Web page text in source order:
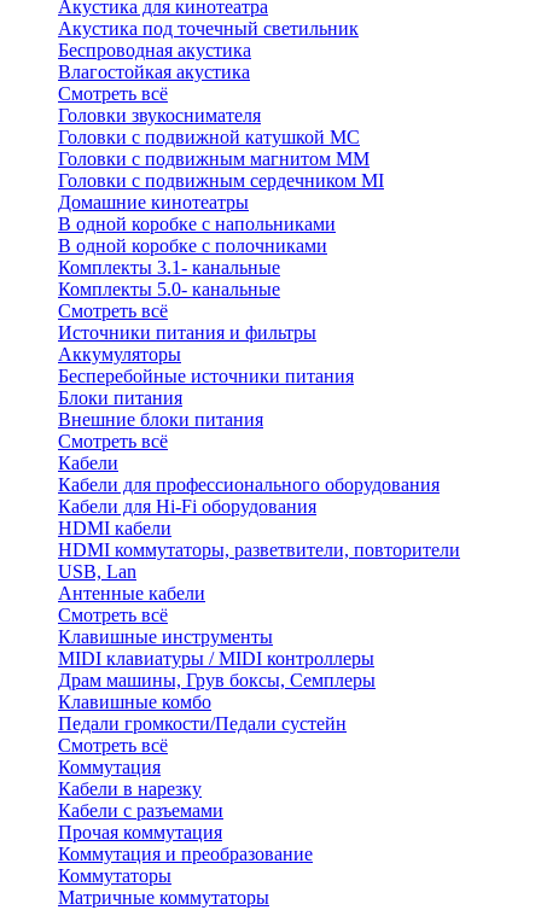
Акустика для кинотеатра
Акустика под точечный светильник
Беспроводная акустика
Влагостойкая акустика
Смотреть всё
Головки звукоснимателя
Головки с подвижной катушкой MC
Головки с подвижным магнитом ММ
Головки с подвижным сердечником MI
Домашние кинотеатры
В одной коробке с напольниками
В одной коробке с полочниками
Комплекты 3.1- канальные
Комплекты 5.0- канальные
Смотреть всё
Источники питания и фильтры
Аккумуляторы
Бесперебойные источники питания
Блоки питания
Внешние блоки питания
Смотреть всё
Кабели
Кабели для профессионального оборудования
Кабели для Hi-Fi оборудования
HDMI кабели
HDMI коммутаторы, разветвители, повторители
USB, Lan
Антенные кабели
Смотреть всё
Клавишные инструменты
MIDI клавиатуры / MIDI контроллеры
Драм машины, Грув боксы, Семплеры
Клавишные комбо
Педали громкости/Педали сустейн
Смотреть всё
Коммутация
Кабели в нарезку
Кабели с разъемами
Прочая коммутация
Коммутация и преобразование
Коммутаторы
Матричные коммутаторы